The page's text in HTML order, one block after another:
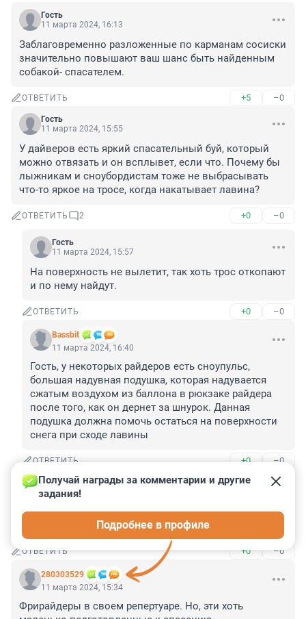
Гость
11 марта 2024, 16:13
Заблаговременно разложенные по карманам сосиски
значительно повышают ваш шанс быть найденным
собакой- спасателем.
ОТВЕТИТЬ +5 –0
Гость
11 марта 2024, 15:55
У дайверов есть яркий спасательный буй, который
можно отвязать и он всплывет, если что. Почему бы
лыжникам и сноубордистам тоже не выбрасывать
что-то яркое на тросе, когда накатывает лавина?
ОТВЕТИТЬ 2 +0 –0
Гость
11 марта 2024, 15:57
На поверхность не вылетит, так хоть трос откопают
и по нему найдут.
ОТВЕТИТЬ +0 –0
Bassbit
11 марта 2024, 16:40
Гость, у некоторых райдеров есть сноупульс,
большая надувная подушка, которая надувается
сжатым воздухом из баллона в рюкзаке райдера
после того, как он дернет за шнурок. Данная
подушка должна помочь остаться на поверхности
снега при сходе лавины
ОТВЕТИТЬ +0 –0
Гость
11 марта 2024, 15:45
Ну эти хотя бы на ЛендКрузерах на весенний лед не
ОТВЕТИТЬ +0 –0
280303529
Получай награды за комментарии и другие
задания!
Подробнее в профиле
11 марта 2024, 15:34
Фрирайдеры в своем репертуаре. Но, эти хоть